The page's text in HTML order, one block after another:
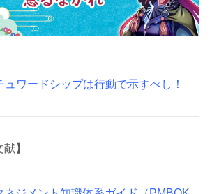
ュワードシップは行動で示すべし！
】